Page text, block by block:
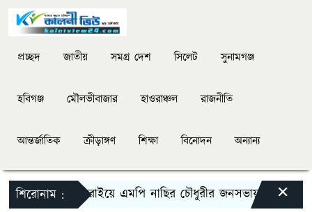
প্রচ্ছদ জাতীয় সমগ্র দেশ সিলেট সুনামগঞ্জ
হবিগঞ্জ মৌলভীবাজার হাওরাঞ্চল রাজনীতি
আন্তর্জাতিক ক্রীড়াঙ্গণ শিক্ষা বিনোদন অন্যান্য
শিরোনাম :দিরাইয়ে এমপি নাছির চৌধুরীর জনসভায় কম ×